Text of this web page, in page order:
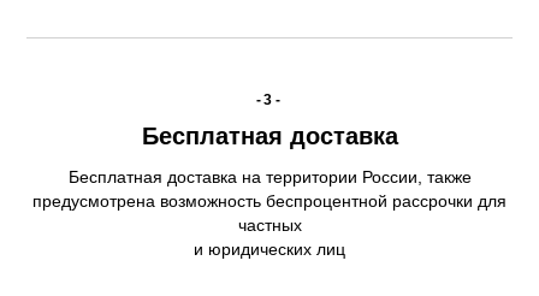
-3-
Бесплатная доставка
Бесплатная доставка на территории России, также
предусмотрена возможность беспроцентной рассрочки для
частных
и юридических лиц